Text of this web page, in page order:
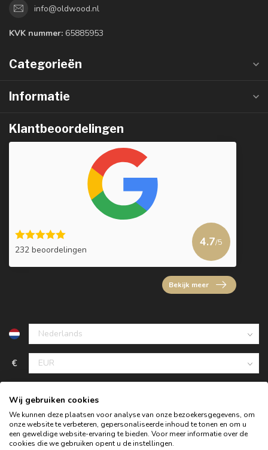
info@oldwood.nl
KVK nummer: 65885953
Categorieën
Informatie
Klantbeoordelingen
232 beoordelingen
4.7/5
Bekijk meer
€
Wij gebruiken cookies
We kunnen deze plaatsen voor analyse van onze bezoekersgegevens, om
onze website te verbeteren, gepersonaliseerde inhoud te tonen en om u
een geweldige website-ervaring te bieden. Voor meer informatie over de
cookies die we gebruiken opent u de instellingen.